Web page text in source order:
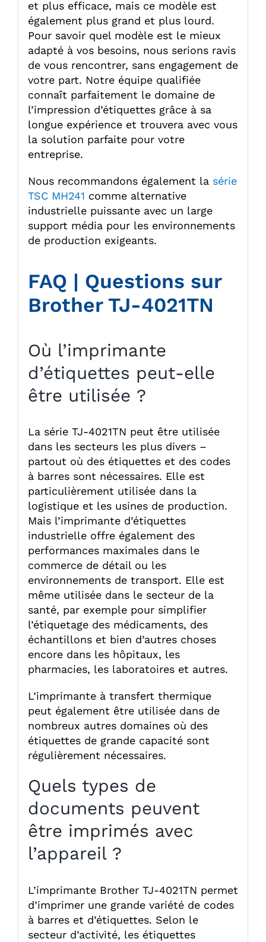
et plus efficace, mais ce modèle est
également plus grand et plus lourd.
Pour savoir quel modèle est le mieux
adapté à vos besoins, nous serions ravis
de vous rencontrer, sans engagement de
votre part. Notre équipe qualifiée
connaît parfaitement le domaine de
l’impression d’étiquettes grâce à sa
longue expérience et trouvera avec vous
la solution parfaite pour votre
entreprise.
Nous recommandons également la série
TSC MH241 comme alternative
industrielle puissante avec un large
support média pour les environnements
de production exigeants.
FAQ | Questions sur
Brother TJ-4021TN
Où l’imprimante
d’étiquettes peut-elle
être utilisée ?
La série TJ-4021TN peut être utilisée
dans les secteurs les plus divers –
partout où des étiquettes et des codes
à barres sont nécessaires. Elle est
particulièrement utilisée dans la
logistique et les usines de production.
Mais l’imprimante d’étiquettes
industrielle offre également des
performances maximales dans le
commerce de détail ou les
environnements de transport. Elle est
même utilisée dans le secteur de la
santé, par exemple pour simplifier
l’étiquetage des médicaments, des
échantillons et bien d’autres choses
encore dans les hôpitaux, les
pharmacies, les laboratoires et autres.
L’imprimante à transfert thermique
peut également être utilisée dans de
nombreux autres domaines où des
étiquettes de grande capacité sont
régulièrement nécessaires.
Quels types de
documents peuvent
être imprimés avec
l’appareil ?
L’imprimante Brother TJ-4021TN permet
d’imprimer une grande variété de codes
à barres et d’étiquettes. Selon le
secteur d’activité, les étiquettes